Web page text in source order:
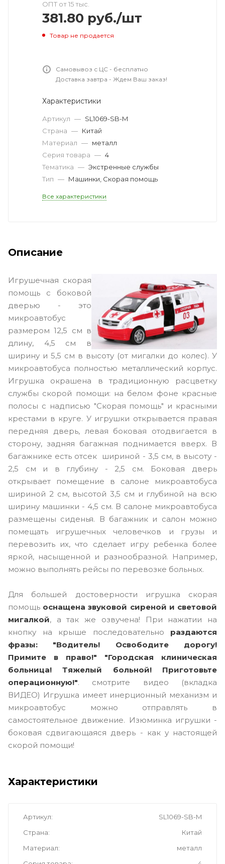
ОПТ от 15 тыс.
381.80 руб./шт
Товар не продается
Самовывоз с ЦС - бесплатно
Доставка завтра - Ждем Ваш заказ!
Характеристики
Артикул — SL1069-SB-M
Страна — Китай
Материал — металл
Серия товара — 4
Тематика — Экстренные службы
Тип — Машинки, Скорая помощь
Все характеристики
Описание
Игрушечная скорая
помощь с боковой
дверью - это
микроавтобус
размером 12,5 см в
длину, 4,5 см в
ширину и 5,5 см в высоту (от мигалки до колес). У
микроавтобуса полностью металлический корпус.
Игрушка окрашена в традиционную расцветку
службы скорой помощи: на белом фоне красные
полосы с надписью "Скорая помощь" и красными
крестами в круге. У игрушки открывается правая
передняя дверь, левая боковая отодвигается в
сторону, задняя багажная поднимается вверх. В
багажнике есть отсек шириной - 3,5 см, в высоту -
2,5 см и в глубину - 2,5 см. Боковая дверь
открывает помещение в салоне микроавтобуса
шириной 2 см, высотой 3,5 см и глубиной на всю
ширину машинки - 4,5 см. В салоне микроавтобуса
размещены сиденья. В багажник и салон можно
помещать игрушечных человечков и грузы и
перевозить их, что сделает игру ребенка более
яркой, насыщенной и разнообразной. Например,
можно выполнять рейсы по перевозке больных.
Для большей достоверности игрушка скорая
помощь оснащена звуковой сиреной и световой
мигалкой, а так же озвучена! При нажатии на
кнопку на крыше последовательно раздаются
фразы: "Водитель! Освободите дорогу!
Примите в право!" "Городская клиническая
больница! Тяжелый больной! Приготовьте
операционную!". смотрите видео (вкладка
ВИДЕО) Игрушка имеет инерционный механизм и
микроавтобус можно отправлять в
самостоятельное движение. Изюминка игрушки -
боковая сдвигающаяся дверь - как у настоящей
скорой помощи!
Характеристики
Артикул
SL1069-SB-M
Страна
Китай
Материал
металл